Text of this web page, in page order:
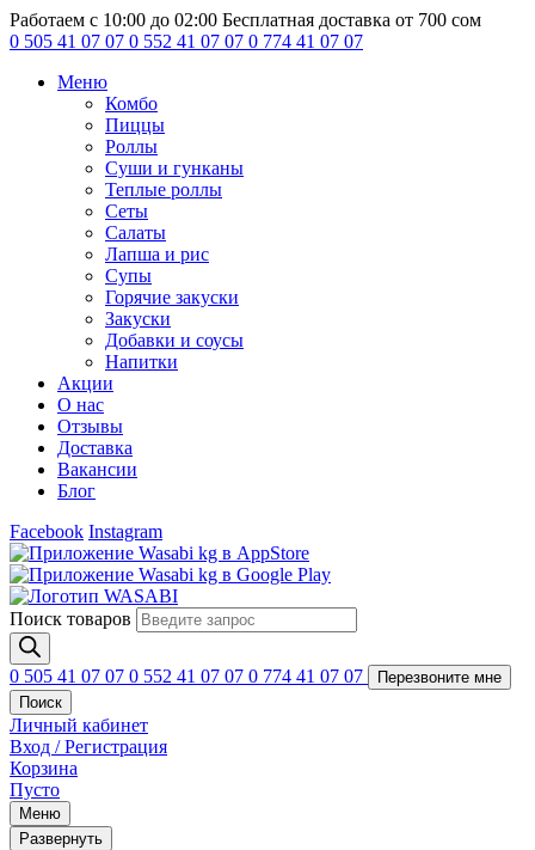
Работаем с 10:00 до 02:00 Бесплатная доставка от 700 сом
0 505 41 07 07 0 552 41 07 07 0 774 41 07 07
Меню
Комбо
Пиццы
Роллы
Суши и гунканы
Теплые роллы
Сеты
Салаты
Лапша и рис
Супы
Горячие закуски
Закуски
Добавки и соусы
Напитки
Акции
О нас
Отзывы
Доставка
Вакансии
Блог
Facebook Instagram
Поиск товаров
0 505 41 07 07 0 552 41 07 07 0 774 41 07 07
Перезвоните мне
Поиск
Личный кабинет
Вход / Регистрация
Корзина
Пусто
Меню
Развернуть